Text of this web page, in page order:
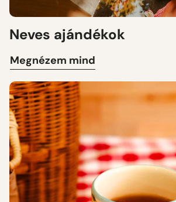
Neves ajándékok
Megnézem mind